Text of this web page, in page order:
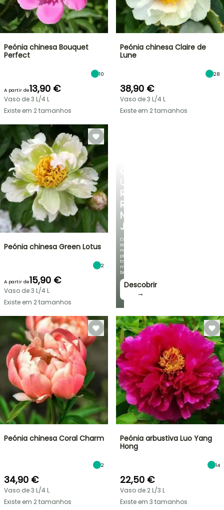
UM
RECANTO
REFRESCANTE
NO
JARDIM
Com
as
nossas
plantas
trepadeiras
mais
bonitas!
Descobrir
→
Peónia chinesa Bouquet
Perfect
10
A partir de13,90 €
Vaso de 3 L/4 L
Existe em 2 tamanhos
Peónia chinesa Claire de
Lune
28
38,90 €
Vaso de 3 L/4 L
Existe em 2 tamanhos
Peónia chinesa Green Lotus
2
A partir de15,90 €
Vaso de 3 L/4 L
Existe em 2 tamanhos
Peónia chinesa Coral Charm
2
34,90 €
Vaso de 3 L/4 L
Existe em 2 tamanhos
Peónia arbustiva Luo Yang
Hong
14
22,50 €
Vaso de 2 L/3 L
Existe em 3 tamanhos